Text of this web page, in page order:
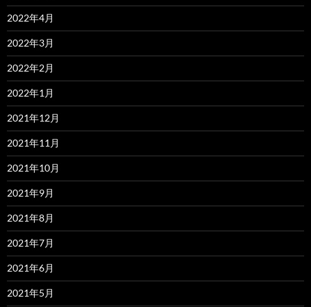
2022年4月
2022年3月
2022年2月
2022年1月
2021年12月
2021年11月
2021年10月
2021年9月
2021年8月
2021年7月
2021年6月
2021年5月